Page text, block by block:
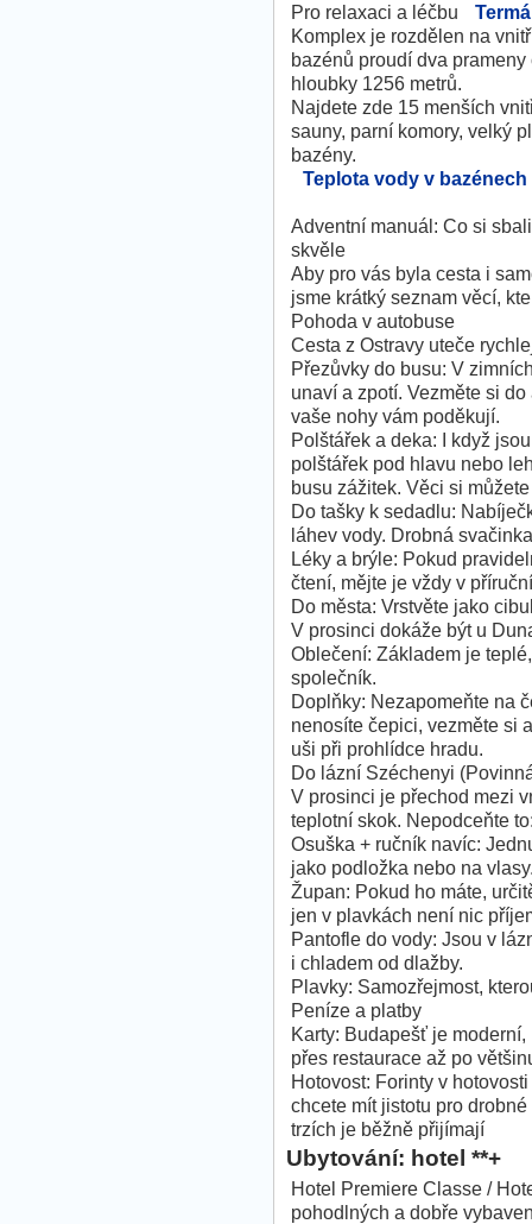
Pro relaxaci a léčbu
Komplex je rozdělen na
bazénů proudí dva
hloubky 1256 metrů.
Najdete zde 15 menších
sauny, parní komory, velký
bazény.
Teplota vody v bazénech
Adventní manuál: Co si
skvěle
Aby pro vás byla cesta i
jsme krátký seznam věcí,
Pohoda v autobuse
Cesta z Ostravy uteče
Přezůvky do busu: V
unaví a zpotí. Vezměte si
vaše nohy vám poděkují.
Polštářek a deka: I když
polštářek pod hlavu nebo
busu zážitek. Věci si
Do tašky k sedadlu:
láhev vody. Drobná
Léky a brýle: Pokud
čtení, mějte je vždy v
Do města: Vrstvěte jako
V prosinci dokáže být u
Oblečení: Základem je
společník.
Doplňky: Nezapomeňte na
nenosíte čepici, vezměte si
uši při prohlídce hradu.
Do lázní Széchenyi
V prosinci je přechod mezi
teplotní skok. Nepodceňte
Osuška + ručník navíc:
jako podložka nebo na
Župan: Pokud ho máte,
jen v plavkách není nic
Pantofle do vody: Jsou v
i chladem od dlažby.
Plavky: Samozřejmost,
Peníze a platby
Karty: Budapešť je
přes restaurace až po
Hotovost: Forinty v
chcete mít jistotu pro
trzích je běžně přijímají
Ubytování: hotel **+
Hotel Premiere Classe /
pohodlných a dobře